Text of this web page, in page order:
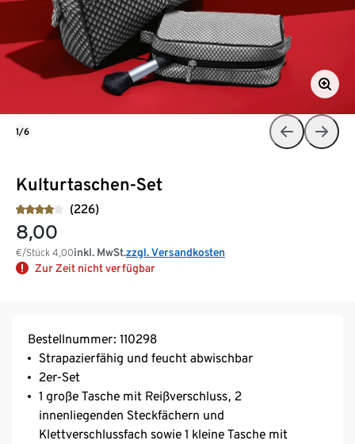
Kulturtaschen-Set
(226)
8,00
€/Stück 4,00inkl. MwSt.zzgl. Versandkosten
Zur Zeit nicht verfügbar
1/6
Bestellnummer: 110298
Strapazierfähig und feucht abwischbar
2er-Set
1 große Tasche mit Reißverschluss, 2
innenliegenden Steckfächern und
Klettverschlussfach sowie 1 kleine Tasche mit